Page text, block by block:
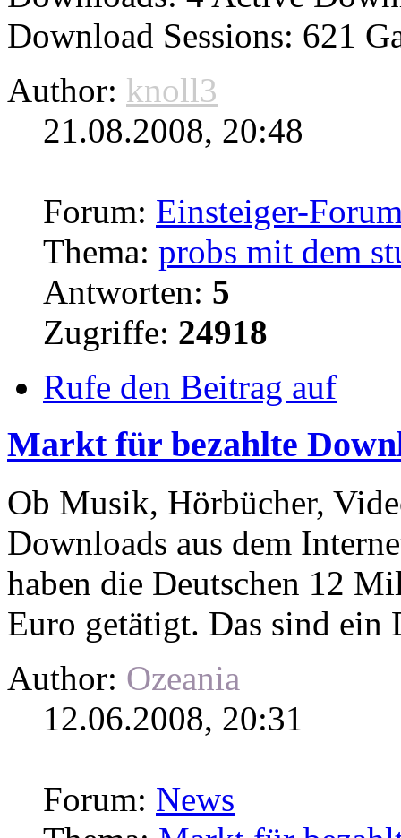
Download Sessions: 621
Author: knoll3
21.08.2008, 20:48
Forum: Einsteiger-
Thema: probs mit dem
Antworten: 5
Zugriffe: 24918
Rufe den Beitrag auf
Markt für bezahlte
Ob Musik, Hörbücher,
Downloads aus dem
haben die Deutschen 12
Euro getätigt. Das sind ein
Author: Ozeania
12.06.2008, 20:31
Forum: News